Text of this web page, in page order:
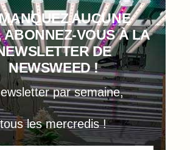
AUCUNE
ABONNEZ-VOUS À LA
DE
NEWSWEED !
par semaine,
tous les mercredis !